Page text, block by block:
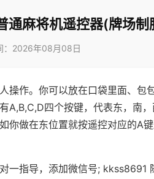
通麻将机遥控器(牌场制
：2026年08月08日
操作。你可以放在口袋里面、包
四个按键，代表东，南，
你做在东位置就按遥控对应的A
一指导，添加微信号; kkss8691